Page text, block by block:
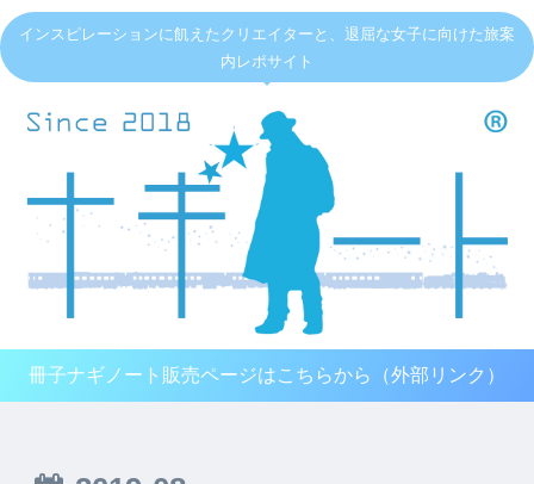
インスピレーションに飢えたクリエイターと、退屈な女子に向けた旅案
内レポサイト
冊子ナギノート販売ページはこちらから（外部リンク）